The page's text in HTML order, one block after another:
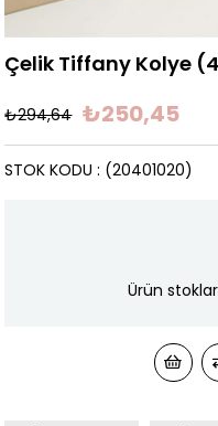
Çelik Tiffany Kolye
₺294,64 ₺250,45
(20401020)
STOK KODU
Ürün